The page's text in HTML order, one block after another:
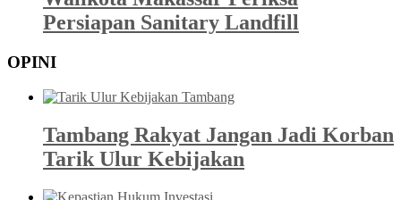
Persiapan Sanitary Landfill
OPINI
Tambang Rakyat Jangan Jadi Korban
Tarik Ulur Kebijakan